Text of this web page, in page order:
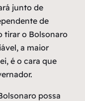
junto de
de
tirar o Bolsonaro
a maior
é o cara que
possa